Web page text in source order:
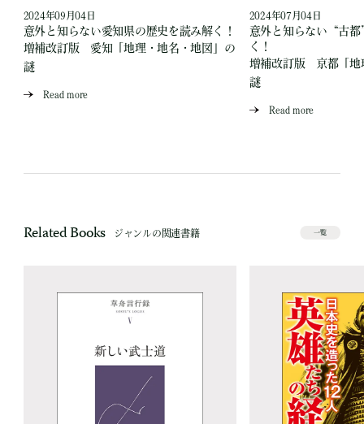
2024年09月04日
意外と知らない愛知県の歴史を読み解く！
増補改訂版 愛知「地理・地名・地図」の
謎
Read more
2024年07月04日
意外と知らない“古
く！
増補改訂版 京都「地
謎
Read more
Related Books ジャンルの関連書籍 一覧